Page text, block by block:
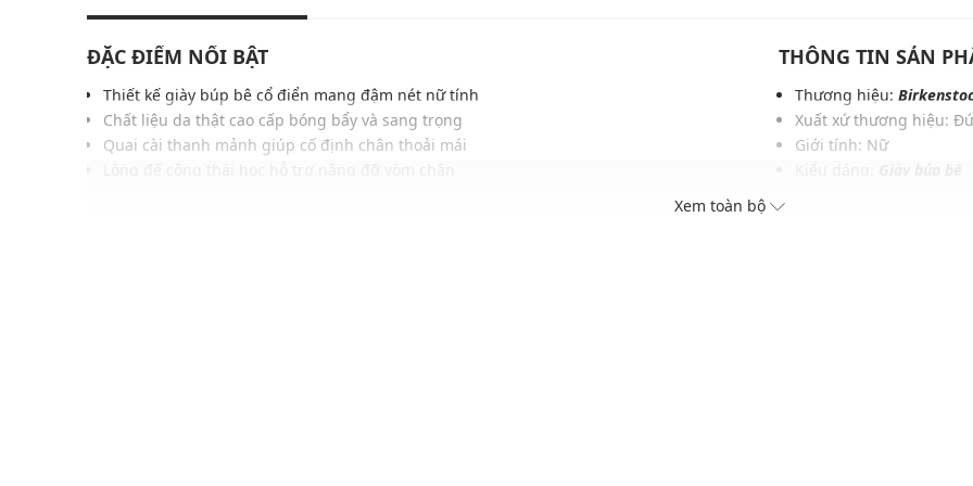
ĐẶC ĐIỂM NỔI BẬT
Thiết kế giày búp bê cổ điển mang đậm nét nữ tính
Chất liệu da thật cao cấp bóng bẩy và sang trọng
Quai cài thanh mảnh giúp cố định chân thoải mái
THÔNG TIN SẢN
Thương hiệu:
Xuất xứ thương hiệu:
Giới tính: Nữ
Xem toàn bộ